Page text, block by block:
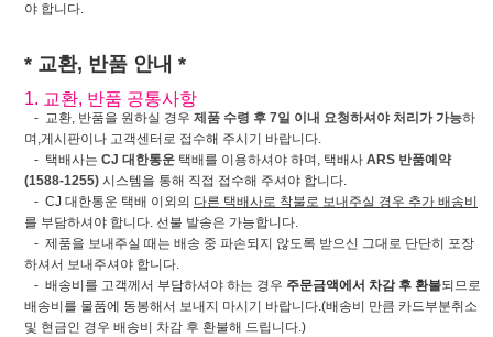
야 합니다.
* 교환, 반품 안내 *
1. 교환, 반품 공통사항
- 교환, 반품을 원하실 경우 제품 수령 후 7일 이내 요청하셔야 처리가 가능하
며,게시판이나 고객센터로 접수해 주시기 바랍니다.
- 택배사는 CJ 대한통운 택배를 이용하셔야 하며, 택배사 ARS 반품예약
(1588-1255) 시스템을 통해 직접 접수해 주셔야 합니다.
- CJ 대한통운 택배 이외의 다른 택배사로 착불로 보내주실 경우 추가 배송비
를 부담하셔야 합니다. 선불 발송은 가능합니다.
- 제품을 보내주실 때는 배송 중 파손되지 않도록 받으신 그대로 단단히 포장
하셔서 보내주셔야 합니다.
- 배송비를 고객께서 부담하셔야 하는 경우 주문금액에서 차감 후 환불되므로
배송비를 물품에 동봉해서 보내지 마시기 바랍니다.(배송비 만큼 카드부분취소
및 현금인 경우 배송비 차감 후 환불해 드립니다.)